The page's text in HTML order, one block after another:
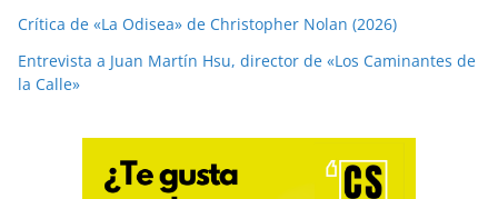
Crítica de «La Odisea» de Christopher Nolan (2026)
Entrevista a Juan Martín Hsu, director de «Los Caminantes de
la Calle»